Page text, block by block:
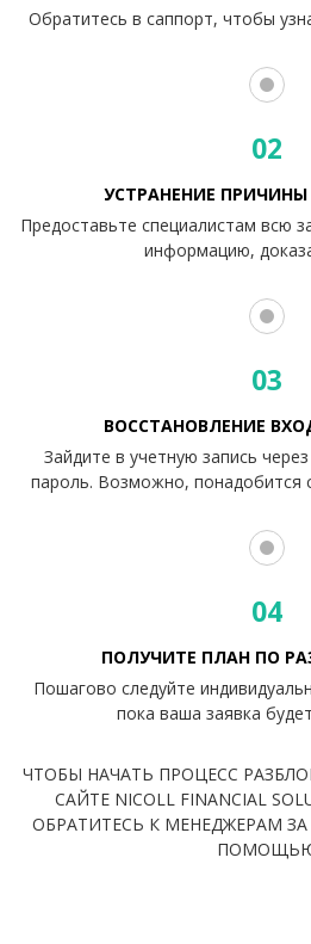
Обратитесь в саппорт, чтобы
02
УСТРАНЕНИЕ
Предоставьте специалистам всю
информацию,
03
ВОССТАНОВЛЕНИЕ
Зайдите в учетную запись
пароль. Возможно, понадобится
04
ПОЛУЧИТЕ ПЛАН ПО
Пошагово следуйте
пока ваша заявка
ЧТОБЫ НАЧАТЬ ПРОЦЕСС
САЙТЕ NICOLL FINANCIAL
ОБРАТИТЕСЬ К МЕНЕДЖЕРАМ